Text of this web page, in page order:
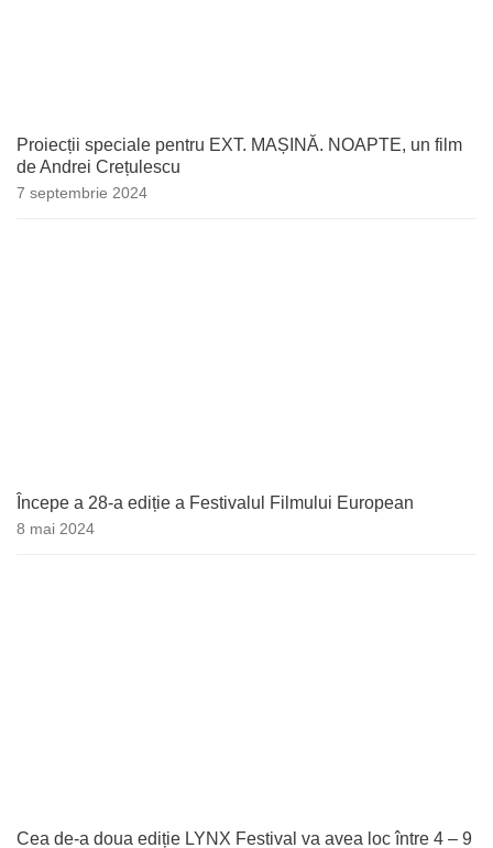
Proiecții speciale pentru EXT. MAȘINĂ. NOAPTE, un film
de Andrei Crețulescu
7 septembrie 2024
Începe a 28-a ediție a Festivalul Filmului European
8 mai 2024
Cea de-a doua ediție LYNX Festival va avea loc între 4 – 9